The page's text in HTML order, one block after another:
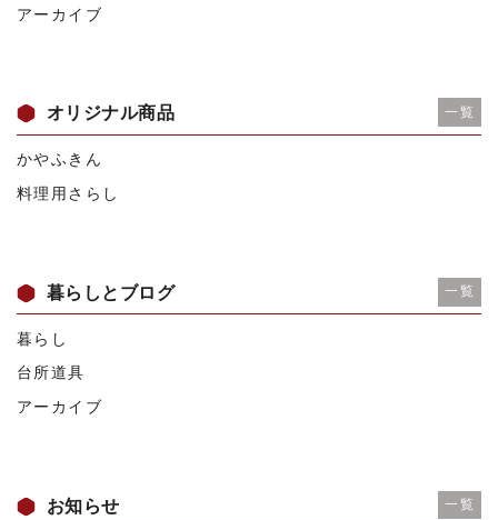
アーカイブ
オリジナル商品 一覧
かやふきん
料理用さらし
暮らしとブログ 一覧
暮らし
台所道具
アーカイブ
お知らせ 一覧